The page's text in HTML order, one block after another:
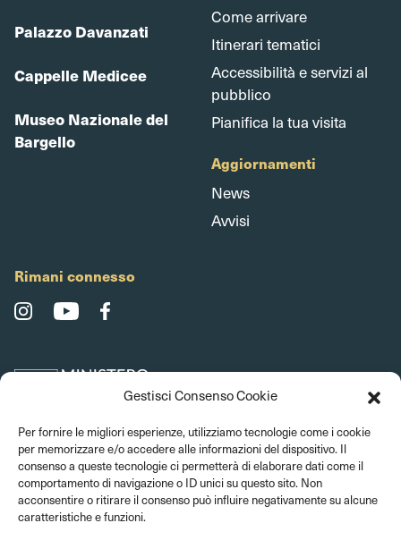
Gestisci Consenso Cookie
Per fornire le migliori esperienze, utilizziamo tecnologie come i cookie
per memorizzare e/o accedere alle informazioni del dispositivo. Il
consenso a queste tecnologie ci permetterà di elaborare dati come il
comportamento di navigazione o ID unici su questo sito. Non
acconsentire o ritirare il consenso può influire negativamente su alcune
caratteristiche e funzioni.
Palazzo Davanzati
Cappelle Medicee
Museo Nazionale del
Bargello
Come arrivare
Itinerari tematici
Accessibilità e servizi al
pubblico
Pianifica la tua visita
Aggiornamenti
News
Avvisi
Rimani connesso